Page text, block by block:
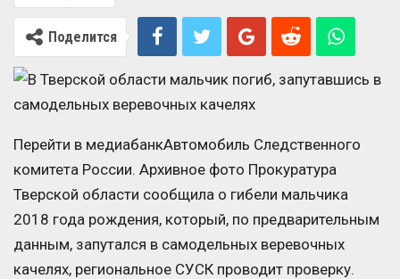
Поделится
Перейти в медиабанкАвтомобиль Следственного
комитета России. Архивное фото Прокуратура
Тверской области сообщила о гибели мальчика
2018 года рождения, который, по предварительным
данным, запутался в самодельных веревочных
качелях, региональное СУСК проводит проверку.